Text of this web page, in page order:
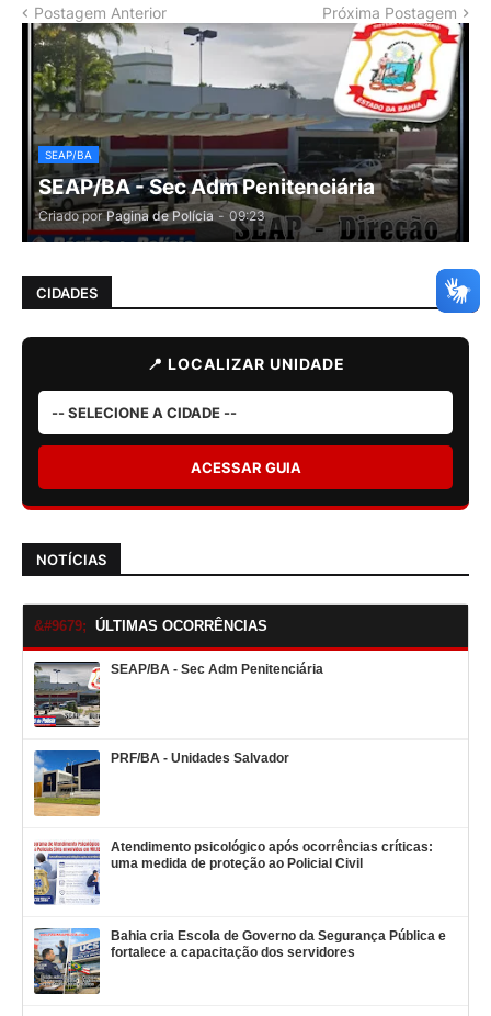
Postagem Anterior Próxima Postagem
SEAP/BA
SEAP/BA - Sec Adm Penitenciária
Criado por Pagina de Polícia - 09:23
CIDADES
📍 LOCALIZAR UNIDADE
ACESSAR GUIA
NOTÍCIAS
ÚLTIMAS OCORRÊNCIAS
SEAP/BA - Sec Adm Penitenciária
PRF/BA - Unidades Salvador
Atendimento psicológico após ocorrências críticas:
uma medida de proteção ao Policial Civil
Bahia cria Escola de Governo da Segurança Pública e
fortalece a capacitação dos servidores